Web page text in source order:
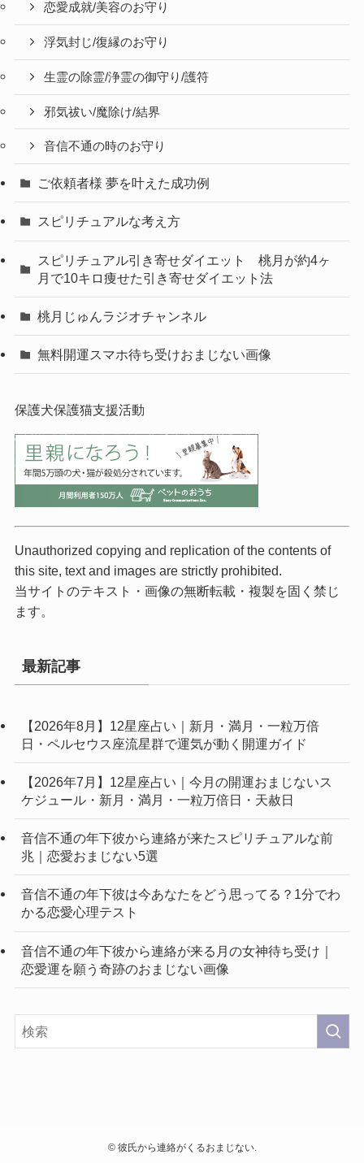
恋愛成就/美容のお守り
浮気封じ/復縁のお守り
生霊の除霊/浄霊の御守り/護符
邪気祓い/魔除け/結界
音信不通の時のお守り
ご依頼者様 夢を叶えた成功例
スピリチュアルな考え方
スピリチュアル引き寄せダイエット 桃月が約4ヶ
月で10キロ痩せた引き寄せダイエット法
桃月じゅんラジオチャンネル
無料開運スマホ待ち受けおまじない画像
保護犬保護猫支援活動
Unauthorized copying and replication of the contents of
this site, text and images are strictly prohibited.
当サイトのテキスト・画像の無断転載・複製を固く禁じ
ます。
最新記事
【2026年8月】12星座占い｜新月・満月・一粒万倍
日・ペルセウス座流星群で運気が動く開運ガイド
【2026年7月】12星座占い｜今月の開運おまじないス
ケジュール・新月・満月・一粒万倍日・天赦日
音信不通の年下彼から連絡が来たスピリチュアルな前
兆｜恋愛おまじない5選
音信不通の年下彼は今あなたをどう思ってる？1分でわ
かる恋愛心理テスト
音信不通の年下彼から連絡が来る月の女神待ち受け｜
恋愛運を願う奇跡のおまじない画像
©彼氏から連絡がくるおまじない.